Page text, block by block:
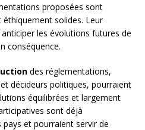
proposées sont
solides. Leur
les évolutions futures de
conséquence.
des réglementations,
décideurs politiques, pourraient
équilibrées et largement
sont déjà
et pourraient servir de